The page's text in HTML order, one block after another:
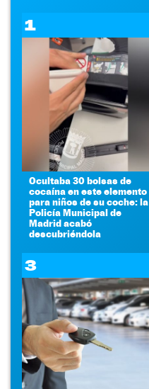
1
Ocultaba 30 bolsas de
cocaína en este elemento
para niños de su coche: la
Policía Municipal de
Madrid acabó
descubriéndola
3